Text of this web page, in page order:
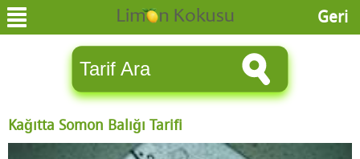
Geri
Kağıtta Somon Balığı Tarifi